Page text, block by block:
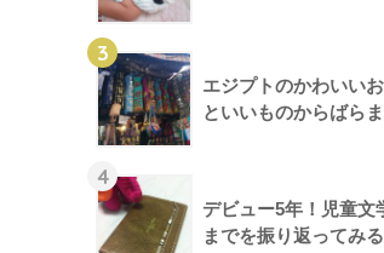
3
エジプトのかわいい
といいものからばら
4
デビュー5年！児童文
までを振り返ってみる